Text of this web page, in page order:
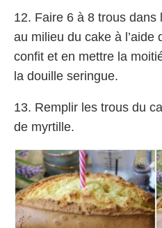
12. Faire 6 à 8 trous dans
au milieu du cake à l’aide
confit et en mettre la
la douille seringue.
13. Remplir les trous du
de myrtille.